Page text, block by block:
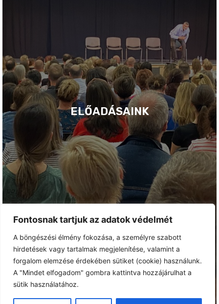
Fontosnak tartjuk az adatok védelmét
A böngészési élmény fokozása, a személyre szabott
hirdetések vagy tartalmak megjelenítése, valamint a
forgalom elemzése érdekében sütiket (cookie) használunk.
A "Mindet elfogadom" gombra kattintva hozzájárulhat a
sütik használatához.
ELŐADÁSAINK